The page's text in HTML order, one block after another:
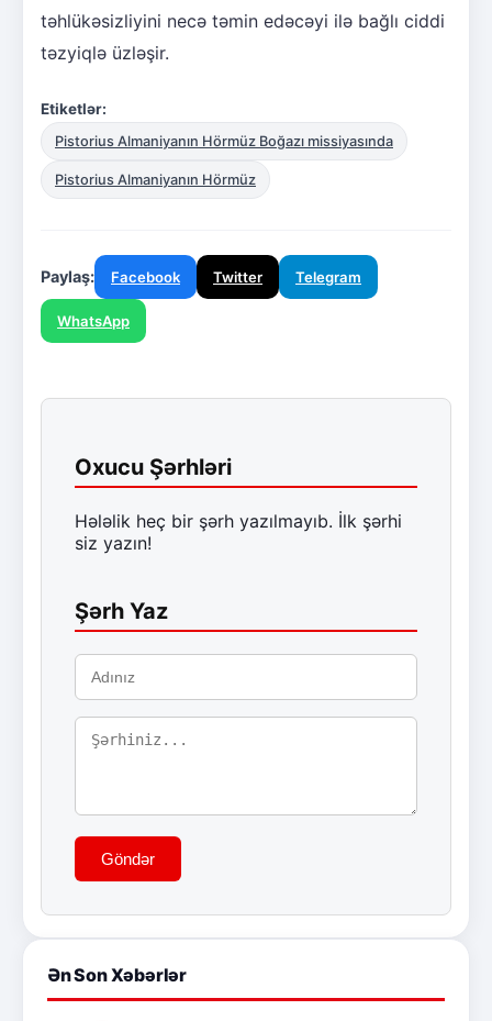
təhlükəsizliyini necə təmin edəcəyi ilə bağlı ciddi
təzyiqlə üzləşir.
Etiketlər:
Pistorius Almaniyanın Hörmüz Boğazı missiyasında
Pistorius Almaniyanın Hörmüz
Paylaş: Facebook Twitter Telegram
WhatsApp
Oxucu Şərhləri
Hələlik heç bir şərh yazılmayıb. İlk şərhi
siz yazın!
Şərh Yaz
Göndər
Ən Son Xəbərlər